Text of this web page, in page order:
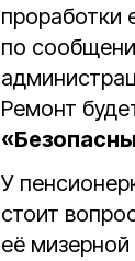
проработки
по
Ремонт
У
стоит
её мизерной